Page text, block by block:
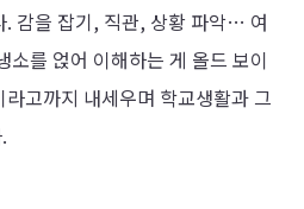
. 감을 잡기, 직관, 상황 파악… 여
소를 얹어 이해하는 게 올드 보이
고까지 내세우며 학교생활과 그